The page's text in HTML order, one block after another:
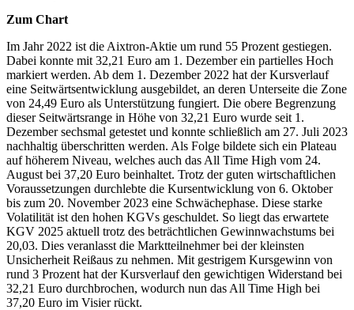
Zum Chart
Im Jahr 2022 ist die Aixtron-Aktie um rund 55 Prozent gestiegen.
Dabei konnte mit 32,21 Euro am 1. Dezember ein partielles Hoch
markiert werden. Ab dem 1. Dezember 2022 hat der Kursverlauf
eine Seitwärtsentwicklung ausgebildet, an deren Unterseite die Zone
von 24,49 Euro als Unterstützung fungiert. Die obere Begrenzung
dieser Seitwärtsrange in Höhe von 32,21 Euro wurde seit 1.
Dezember sechsmal getestet und konnte schließlich am 27. Juli 2023
nachhaltig überschritten werden. Als Folge bildete sich ein Plateau
auf höherem Niveau, welches auch das All Time High vom 24.
August bei 37,20 Euro beinhaltet. Trotz der guten wirtschaftlichen
Voraussetzungen durchlebte die Kursentwicklung von 6. Oktober
bis zum 20. November 2023 eine Schwächephase. Diese starke
Volatilität ist den hohen KGVs geschuldet. So liegt das erwartete
KGV 2025 aktuell trotz des beträchtlichen Gewinnwachstums bei
20,03. Dies veranlasst die Marktteilnehmer bei der kleinsten
Unsicherheit Reißaus zu nehmen. Mit gestrigem Kursgewinn von
rund 3 Prozent hat der Kursverlauf den gewichtigen Widerstand bei
32,21 Euro durchbrochen, wodurch nun das All Time High bei
37,20 Euro im Visier rückt.